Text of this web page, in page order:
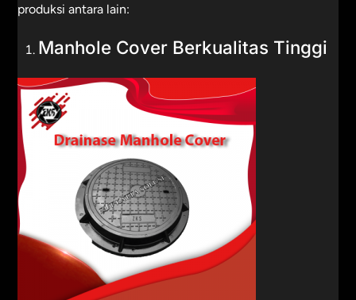
produksi antara lain:
Manhole Cover Berkualitas Tinggi